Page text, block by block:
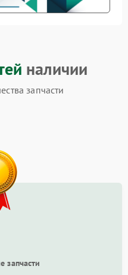
наличии
запчасти
запчасти